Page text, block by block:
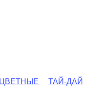
ЦВЕТНЫЕ ТАЙ-ДАЙ